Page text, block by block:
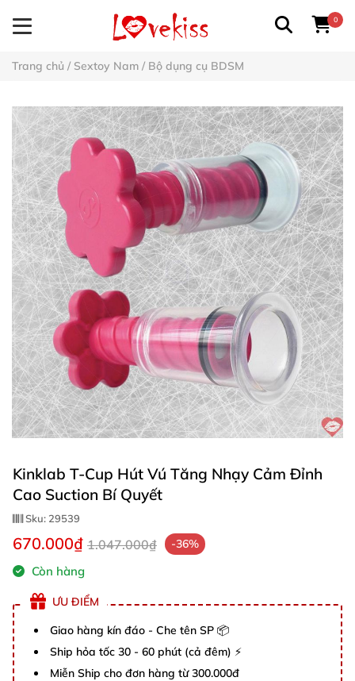
0
Trang chủ / Sextoy Nam / Bộ dụng cụ BDSM
Kinklab T-Cup Hút Vú Tăng Nhạy Cảm Đỉnh
Cao Suction Bí Quyết
Sku: 29539
670.000₫ 1.047.000₫ -36%
Còn hàng
ƯU ĐIỂM
Giao hàng kín đáo - Che tên SP 📦
Ship hỏa tốc 30 - 60 phút (cả đêm) ⚡
Miễn Ship cho đơn hàng từ 300.000đ